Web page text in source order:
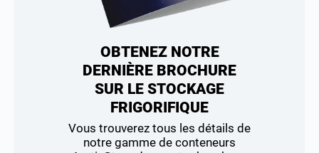
OBTENEZ NOTRE
DERNIÈRE BROCHURE
SUR LE STOCKAGE
FRIGORIFIQUE
Vous trouverez tous les détails de
notre gamme de conteneurs